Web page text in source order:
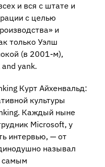
и вся с штате и
с целью
и
только Уэлш
(в 2001-м),
yank.
Курт Айхенвальд:
культуры
Каждый ныне
Microsoft, у
интервью, — от
называл
самым